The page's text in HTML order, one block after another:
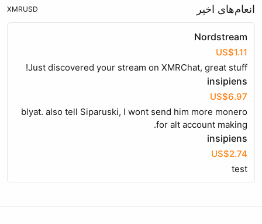
انعام‌های اخیر USD
XMR
Nordstream
US$1.11
Just discovered your stream on XMRChat, great stuff!
insipiens
US$6.97
blyat. also tell Siparuski, I wont send him more monero
for alt account making.
insipiens
US$2.74
test